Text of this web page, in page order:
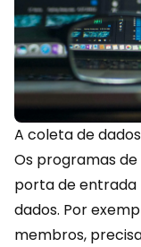
A coleta de
Os programas de
porta de
dados. Por
membros,